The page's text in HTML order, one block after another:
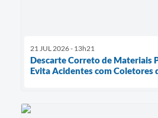
21 JUL 2026 - 13h21
Descarte Correto de Materiais
Evita Acidentes com Coletores